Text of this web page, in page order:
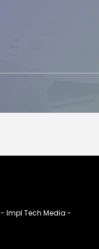
- Impl Tech Media -